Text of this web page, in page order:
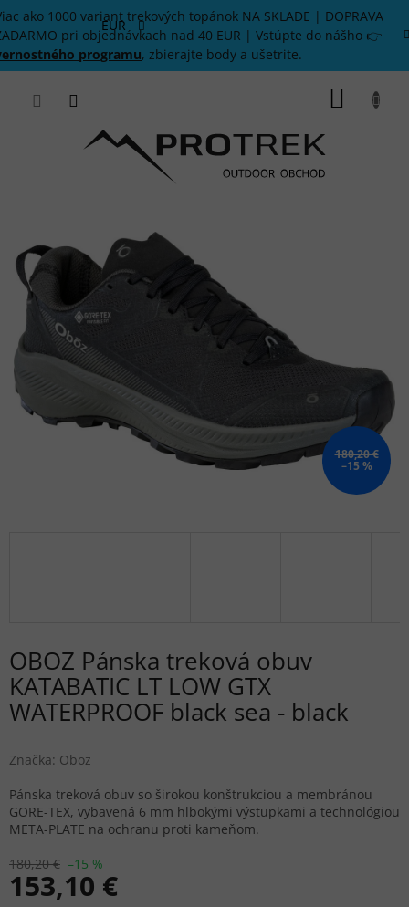
Prejsť
na
obsah
ako 1000 variant trekových topánok NA SKLADE | DOPRAVA
pri objednávkach nad 40 EUR | Vstúpte do nášho 👉
programu, zbierajte body a ušetrite.
EUR
180,20 €
–15 %
OBOZ Pánska treková obuv
KATABATIC LT LOW GTX
WATERPROOF black sea - black
Značka: Oboz
180,20 € –15 %
153,10 €
Pánska treková obuv so širokou konštrukciou a membránou
GORE-TEX, vybavená 6 mm hlbokými výstupkami a technológiou
META-PLATE na ochranu proti kameňom.